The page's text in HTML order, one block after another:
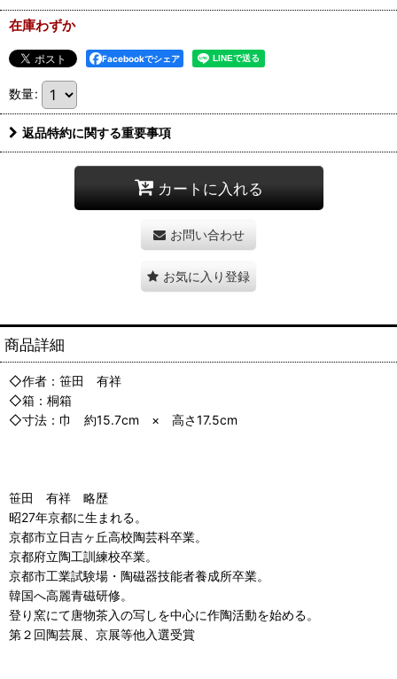
在庫わずか
Facebookでシェア
数量:
返品特約に関する重要事項
カートに入れる
お問い合わせ
お気に入り登録
商品詳細
◇作者：笹田 有祥
◇箱：桐箱
◇寸法：巾 約15.7cm × 高さ17.5cm
笹田 有祥 略歴
昭27年京都に生まれる。
京都市立日吉ヶ丘高校陶芸科卒業。
京都府立陶工訓練校卒業。
京都市工業試験場・陶磁器技能者養成所卒業。
韓国へ高麗青磁研修。
登り窯にて唐物茶入の写しを中心に作陶活動を始める。
第２回陶芸展、京展等他入選受賞